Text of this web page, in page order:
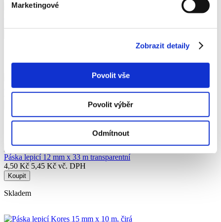
Marketingové
Zobrazit detaily
Povolit vše
Povolit výběr
Odmítnout
Páska lepicí d.rect 19 mm x 33 m, invisible
8,90 Kč 10,77 Kč vč. DPH
Skladem
Páska lepicí 12 mm x 33 m transparentní
4,50 Kč 5,45 Kč vč. DPH
Koupit
Skladem